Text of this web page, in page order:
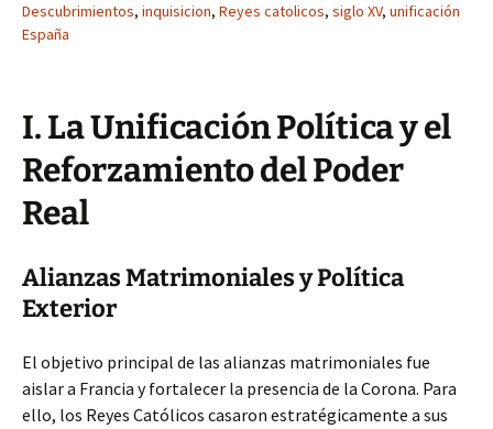
Descubrimientos, inquisicion, Reyes catolicos, siglo XV, unificación
España
I. La Unificación Política y el
Reforzamiento del Poder
Real
Alianzas Matrimoniales y Política
Exterior
El objetivo principal de las alianzas matrimoniales fue
aislar a Francia y fortalecer la presencia de la Corona. Para
ello, los Reyes Católicos casaron estratégicamente a sus